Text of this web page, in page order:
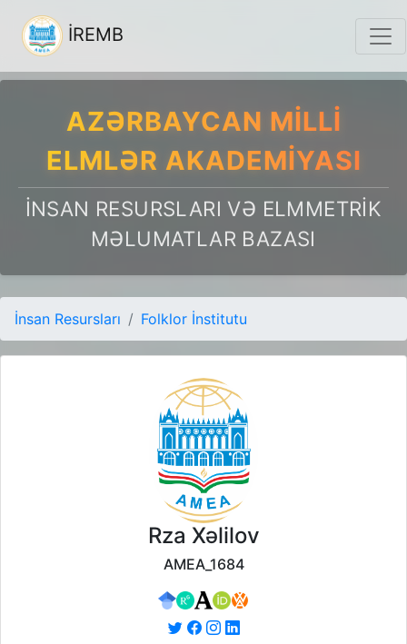
İREMB
AZƏRBAYCAN MILLI
ELMLƏR AKADEMIYASI
İNSAN RESURSLARI VƏ ELMMETRIK
MƏLUMATLAR BAZASI
İnsan Resursları Folklor İnstitutu
Rza Xəlilov
AMEA_1684